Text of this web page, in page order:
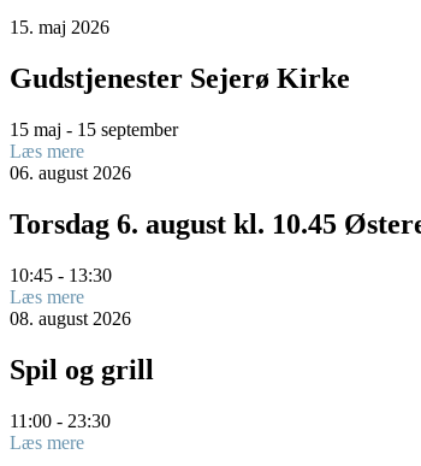
15. maj 2026
Gudstjenester Sejerø Kirke
15 maj - 15 september
Læs mere
06. august 2026
Torsdag 6. august kl. 10.45
10:45 - 13:30
Læs mere
08. august 2026
Spil og grill
11:00 - 23:30
Læs mere